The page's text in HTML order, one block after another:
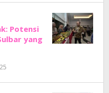
Junaedi
Sholat
Potensi
yang
Junaedi